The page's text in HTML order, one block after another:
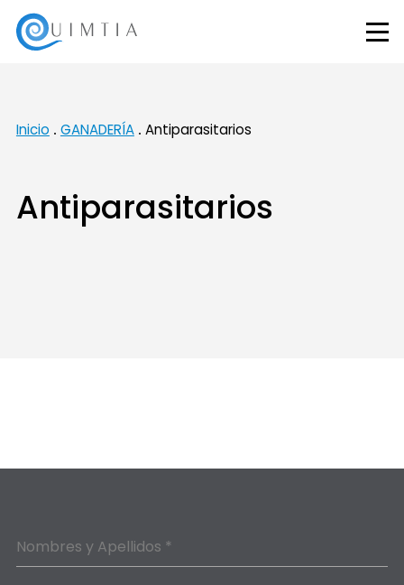
Inicio GANADERÍA Antiparasitarios
Antiparasitarios
Nombres y Apellidos *